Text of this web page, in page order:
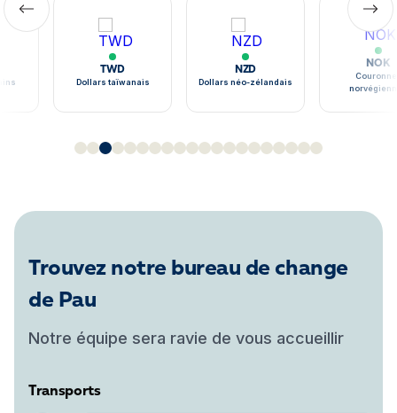
TWD
Dollars taïwanais
NZD
Dollars néo-zélandais
NOK
Trouvez notre bureau de change
de Pau
Notre équipe sera ravie de vous accueillir
Transports